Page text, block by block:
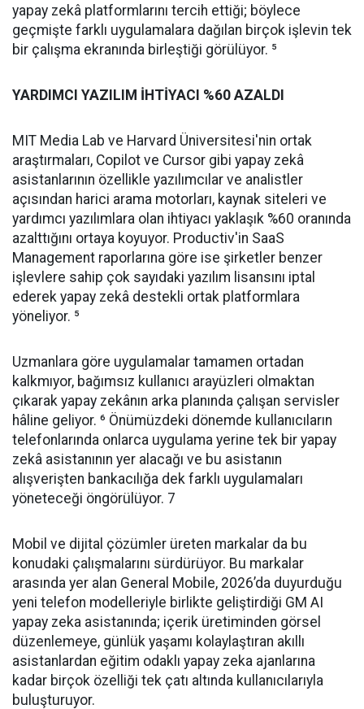
yapay zekâ platformlarını tercih ettiği; böylece
geçmişte farklı uygulamalara dağılan birçok işlevin tek
bir çalışma ekranında birleştiği görülüyor. ⁵
YARDIMCI YAZILIM İHTİYACI %60 AZALDI
MIT Media Lab ve Harvard Üniversitesi'nin ortak
araştırmaları, Copilot ve Cursor gibi yapay zekâ
asistanlarının özellikle yazılımcılar ve analistler
açısından harici arama motorları, kaynak siteleri ve
yardımcı yazılımlara olan ihtiyacı yaklaşık %60 oranında
azalttığını ortaya koyuyor. Productiv'in SaaS
Management raporlarına göre ise şirketler benzer
işlevlere sahip çok sayıdaki yazılım lisansını iptal
ederek yapay zekâ destekli ortak platformlara
yöneliyor. ⁵
Uzmanlara göre uygulamalar tamamen ortadan
kalkmıyor, bağımsız kullanıcı arayüzleri olmaktan
çıkarak yapay zekânın arka planında çalışan servisler
hâline geliyor. ⁶ Önümüzdeki dönemde kullanıcıların
telefonlarında onlarca uygulama yerine tek bir yapay
zekâ asistanının yer alacağı ve bu asistanın
alışverişten bankacılığa dek farklı uygulamaları
yöneteceği öngörülüyor. 7
Mobil ve dijital çözümler üreten markalar da bu
konudaki çalışmalarını sürdürüyor. Bu markalar
arasında yer alan General Mobile, 2026’da duyurduğu
yeni telefon modelleriyle birlikte geliştirdiği GM AI
yapay zeka asistanında; içerik üretiminden görsel
düzenlemeye, günlük yaşamı kolaylaştıran akıllı
asistanlardan eğitim odaklı yapay zeka ajanlarına
kadar birçok özelliği tek çatı altında kullanıcılarıyla
buluşturuyor.